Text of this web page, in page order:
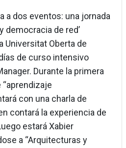
a dos eventos: una jornada
democracia de red’
Universitat Oberta de
de curso intensivo
Durante la primera
“aprendizaje
con una charla de
contará la experiencia de
estará Xabier
a “Arquitecturas y